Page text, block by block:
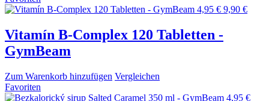
4,95 € 9,90 €
Vitamín B-Complex 120 Tabletten -
GymBeam
Zum Warenkorb hinzufügen Vergleichen
Favoriten
4,95 €